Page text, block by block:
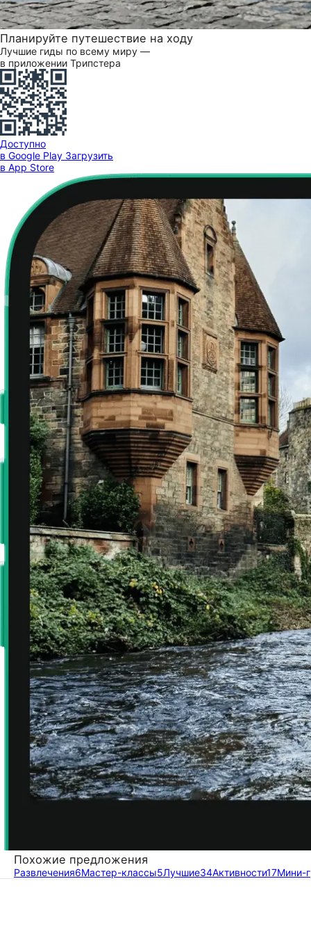
Планируйте путешествие на ходу
Лучшие гиды по всему миру —
в приложении Трипстера
Доступно
в Google Play Загрузить
в App Store
Похожие предложения
Развлечения6Мастер-классы5Лучшие34Активности17Мини-